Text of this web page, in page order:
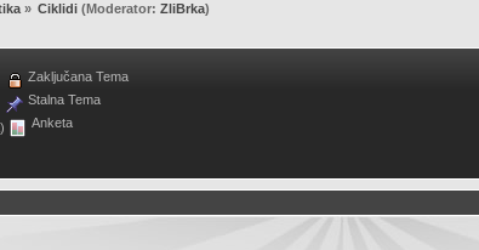
» Ciklidi (Moderator:ZliBrka)
Zaključana Tema
Stalna Tema
Anketa